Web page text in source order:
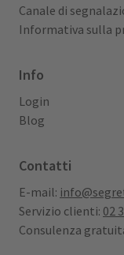
Canale di
Informativa sulla
Info
Login
Blog
Contatti
E-mail:
Servizio clienti: 02
Consulenza